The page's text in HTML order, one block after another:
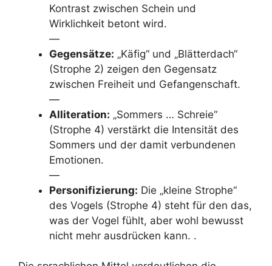
Kontrast zwischen Schein und
Wirklichkeit betont wird.
—
Gegensätze: „Käfig“ und „Blätterdach“
(Strophe 2) zeigen den Gegensatz
zwischen Freiheit und Gefangenschaft.
—
Alliteration: „Sommers … Schreie“
(Strophe 4) verstärkt die Intensität des
Sommers und der damit verbundenen
Emotionen.
—
Personifizierung: Die „kleine Strophe“
des Vogels (Strophe 4) steht für den das,
was der Vogel fühlt, aber wohl bewusst
nicht mehr ausdrücken kann. .